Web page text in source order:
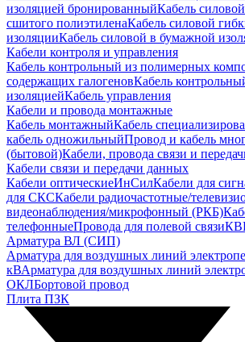
изоляцией бронированныйКабель
сшитого полиэтиленаКабель силовой
изоляцииКабель силовой в бумажной
Кабели контроля и управления
Кабель контрольный из полимерных
содержащих галогеновКабель
изоляциейКабель управления
Кабели и провода монтажные
Кабель монтажныйКабель
кабель одножильныйПровод и кабель
(бытовой)Кабели, провода связи и
Кабели связи и передачи данных
Кабели оптическиеИнСилКабели для
для СКСКабели радиочастотные/
видеонаблюдения/микрофонный (РКБ)
телефонныеПровода для полевой связи
Арматура ВЛ (СИП)
Арматура для воздушных линий
кВАрматура для воздушных линий
ОКЛБортовой провод
Плита ПЗК